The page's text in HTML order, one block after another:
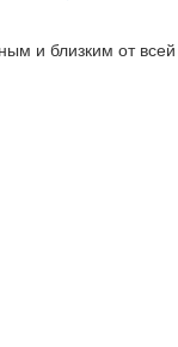
и близким от всей